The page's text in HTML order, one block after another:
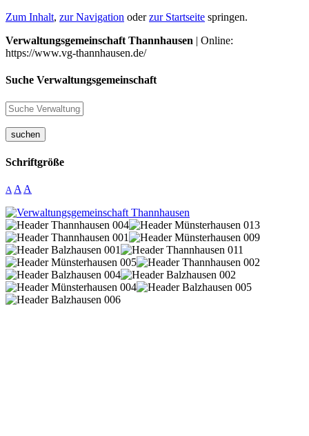
Zum Inhalt, zur Navigation oderzur Startseite springen.
Verwaltungsgemeinschaft Thannhausen | Online:
https://www.vg-thannhausen.de/
Suche Verwaltungsgemeinschaft
suchen
Schriftgröße
A A A